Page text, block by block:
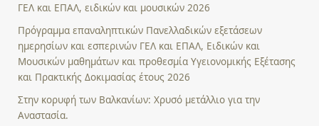
ΓΕΛ και ΕΠΑΛ, ειδικών και μουσικών 2026
Πρόγραμμα επαναληπτικών Πανελλαδικών εξετάσεων
ημερησίων και εσπερινών ΓΕΛ και ΕΠΑΛ, Ειδικών και
Μουσικών μαθημάτων και προθεσμία Υγειονομικής Εξέτασης
και Πρακτικής Δοκιμασίας έτους 2026
Στην κορυφή των Βαλκανίων: Χρυσό μετάλλιο για την
Αναστασία.